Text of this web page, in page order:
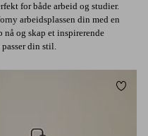
for både arbeid og studier.
arbeidsplassen din med en
og skap et inspirerende
din stil.
Legg